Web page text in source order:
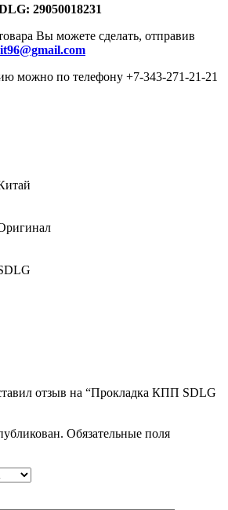
29050018231
Вы можете сделать, отправив
можно по телефону +7-343-271-21-21
отзыв на “Прокладка КПП SDLG
Обязательные поля